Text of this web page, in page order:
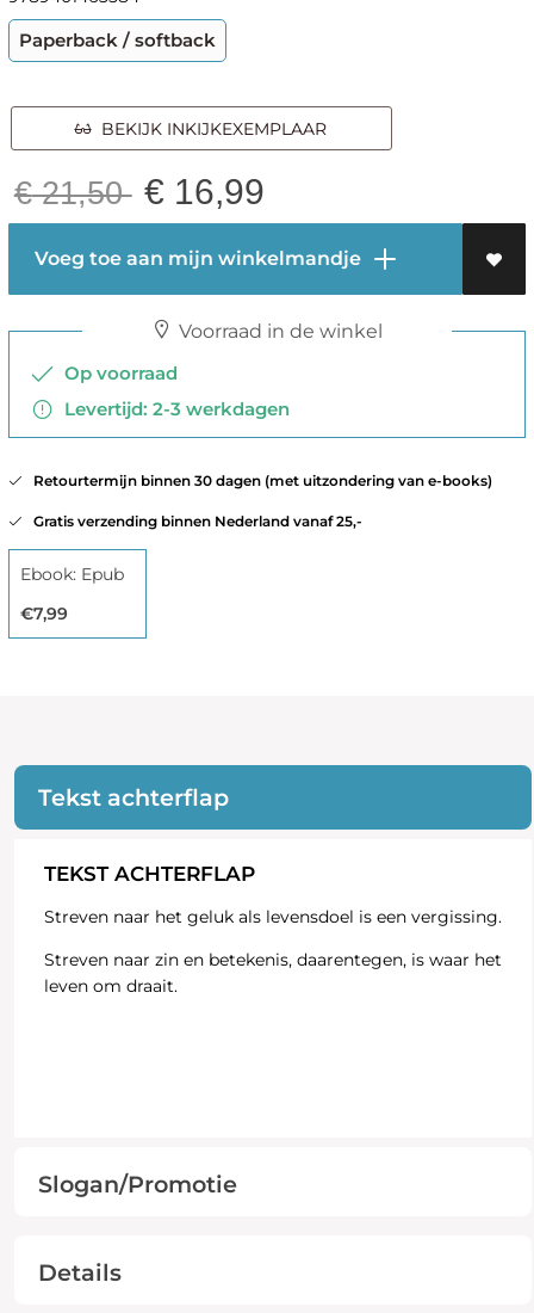
Paperback / softback
BEKIJK INKIJKEXEMPLAAR
€21,50 € 16,99
Voeg toe aan mijn winkelmandje
Voorraad in de winkel
Op voorraad
Levertijd: 2-3 werkdagen
Retourtermijn binnen 30 dagen (met uitzondering van e-books)
Gratis verzending binnen Nederland vanaf 25,-
Ebook: Epub
€7,99
Tekst achterflap
TEKST ACHTERFLAP
Streven naar het geluk als levensdoel is een vergissing.
Streven naar zin en betekenis, daarentegen, is waar het
leven om draait.
Slogan/Promotie
Details